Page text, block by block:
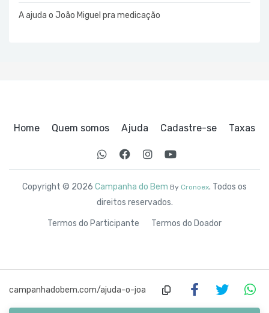
A ajuda o João Miguel pra medicação
campanhadobem.com/ajuda-o-joa
Home Quem somos Ajuda Cadastre-se Taxas
Copyright © 2026 Campanha do Bem By Cronoex. Todos os
direitos reservados.
Termos do Participante Termos do Doador